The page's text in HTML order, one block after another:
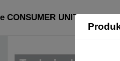
CONSUMER UNITS: strana